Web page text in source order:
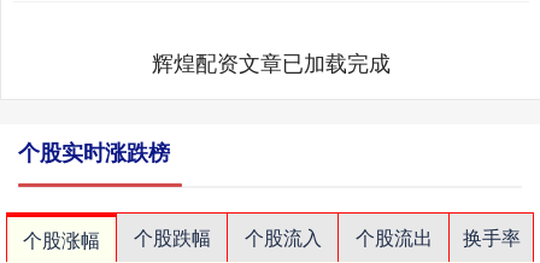
辉煌配资文章已加载完成
个股实时涨跌榜
个股涨幅 个股跌幅 个股流入 个股流出
换手率